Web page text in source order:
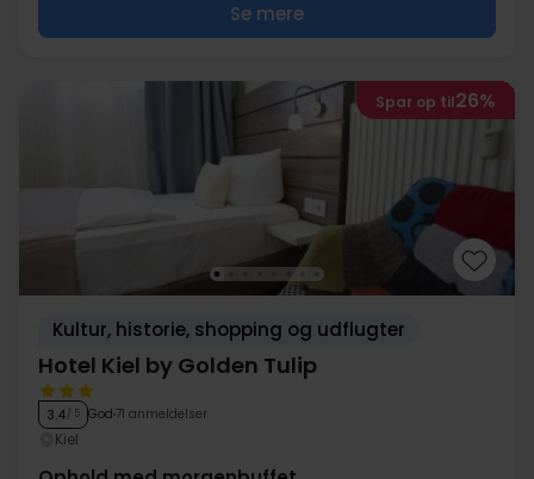
Se mere
Spar op til26%
Kultur, historie, shopping og udflugter
Hotel Kiel by Golden Tulip
3.4/ 5 God 71 anmeldelser
Kiel